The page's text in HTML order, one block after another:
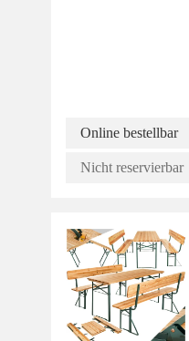
Online bestellbar
Nicht reservierbar